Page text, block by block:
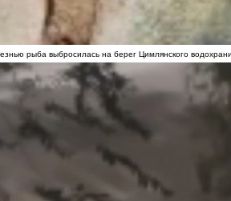
рыба выбросилась на берег Цимлянского